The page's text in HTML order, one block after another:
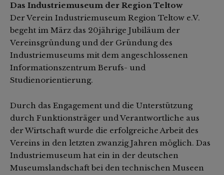
Das Industriemuseum der Region Teltow
Der Verein Industriemuseum Region Teltow e.V.
begeht im März das 20jährige Jubiläum der
Vereinsgründung und der Gründung des
Industriemuseums mit dem angeschlossenen
Informationszentrum Berufs- und
Studienorientierung.
Durch das Engagement und die Unterstützung
durch Funktionsträger und Verantwortliche aus
der Wirtschaft wurde die erfolgreiche Arbeit des
Vereins in den letzten zwanzig Jahren möglich. Das
Industriemuseum hat ein in der deutschen
Museumslandschaft bei den technischen Museen